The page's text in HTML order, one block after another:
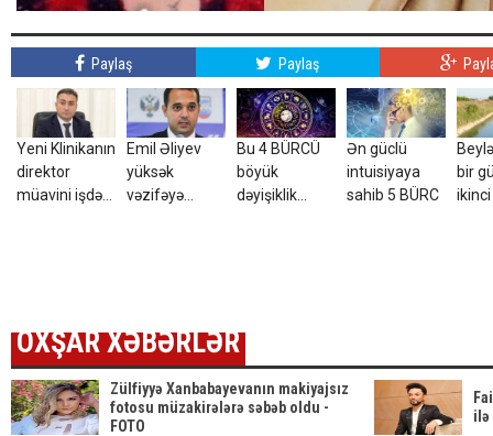
Paylaş Paylaş
Yeni Klinikanın
direktor
müavini işdən
Emil Əliyev
yüksək
vəzifəyə
Bu 4 BÜRCÜ
böyük
dəyişiklik
Ən güclü
intuisiyaya
sahib 5 BÜRC
bir
OXŞAR XƏBƏRLƏR
Zülfiyyə Xanbabayevanın makiyajsız
fotosu müzakirələrə səbəb oldu -
FOTO
ilə